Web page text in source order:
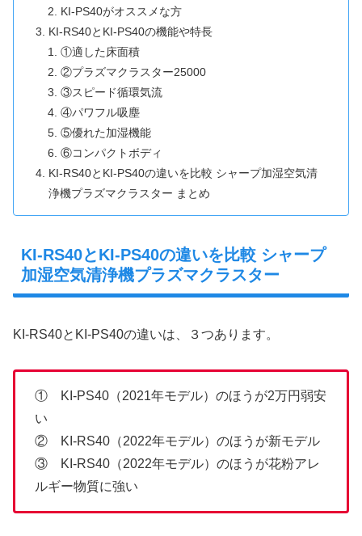
KI-PS40がオススメな方
KI-RS40とKI-PS40の機能や特長
①適した床面積
②プラズマクラスター25000
③スピード循環気流
④パワフル吸塵
⑤優れた加湿機能
⑥コンパクトボディ
KI-RS40とKI-PS40の違いを比較 シャープ加湿空気清
浄機プラズマクラスター まとめ
KI-RS40とKI-PS40の違いを比較 シャープ
加湿空気清浄機プラズマクラスター
KI-RS40とKI-PS40の違いは、３つあります。
① KI-PS40（2021年モデル）のほうが2万円弱安
い
② KI-RS40（2022年モデル）のほうが新モデル
③ KI-RS40（2022年モデル）のほうが花粉アレ
ルギー物質に強い